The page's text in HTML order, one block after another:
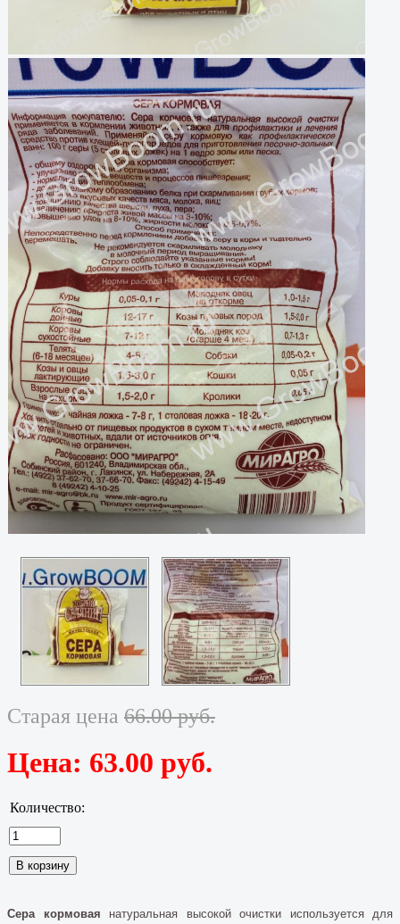
Старая цена 66.00 руб.
Цена: 63.00 руб.
Количество:
Сера кормовая натуральная высокой очистки используется для